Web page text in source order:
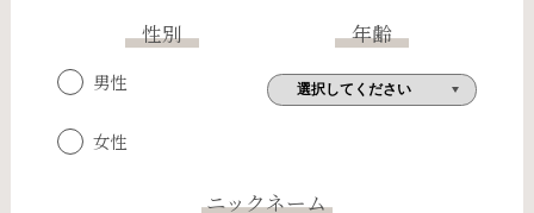
性別
男性
女性
年齢
ニックネーム